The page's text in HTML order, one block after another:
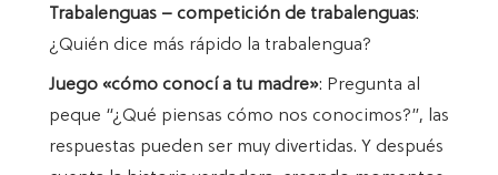
Trabalenguas – competición de trabalenguas:
¿Quién dice más rápido la trabalengua?
Juego «cómo conocí a tu madre»: Pregunta al
peque “¿Qué piensas cómo nos conocimos?”, las
respuestas pueden ser muy divertidas. Y después